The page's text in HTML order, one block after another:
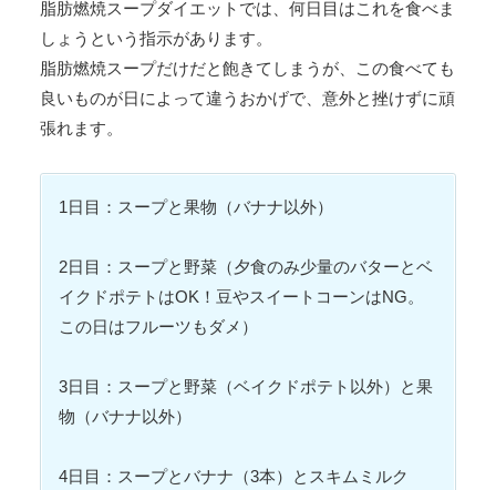
脂肪燃焼スープダイエットでは、何日目はこれを食べま
しょうという指示があります。
脂肪燃焼スープだけだと飽きてしまうが、この食べても
良いものが日によって違うおかげで、意外と挫けずに頑
張れます。
1日目：スープと果物（バナナ以外）
2日目：スープと野菜（夕食のみ少量のバターとベ
イクドポテトはOK！豆やスイートコーンはNG。
この日はフルーツもダメ）
3日目：スープと野菜（ベイクドポテト以外）と果
物（バナナ以外）
4日目：スープとバナナ（3本）とスキムミルク